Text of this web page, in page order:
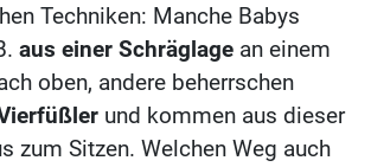
Techniken: Manche Babys
aus einer Schräglage an einem
oben, andere beherrschen
und kommen aus dieser
zum Sitzen. Welchen Weg auch